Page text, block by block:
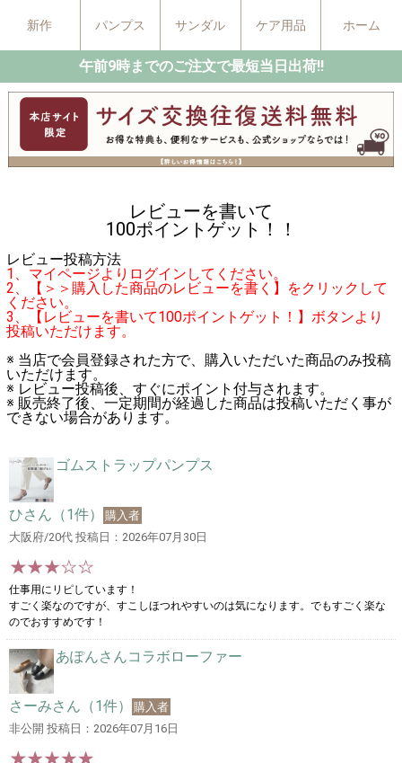
新作 パンプス サンダル ケア用品 ホーム
午前9時までのご注文で最短当日出荷!!
レビューを書いて
100ポイントゲット！！
レビュー投稿方法
1、マイページよりログインしてください。
2、【＞＞購入した商品のレビューを書く】をクリックして
ください。
3、【レビューを書いて100ポイントゲット！】ボタンより
投稿いただけます。
※ 当店で会員登録された方で、購入いただいた商品のみ投稿
いただけます。
※ レビュー投稿後、すぐにポイント付与されます。
※ 販売終了後、一定期間が経過した商品は投稿いただく事が
できない場合があります。
ゴムストラップパンプス
ひさん（1件）
購入者
大阪府/20代 投稿日：2026年07月30日
仕事用にリピしています！
すごく楽なのですが、すこしほつれやすいのは気になります。でもすごく楽な
のでおすすめです！
あぽんさんコラボローファー
さーみさん（1件）
購入者
非公開 投稿日：2026年07月16日